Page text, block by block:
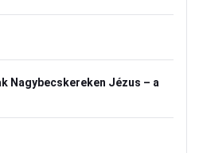
Nagybecskereken Jézus – a